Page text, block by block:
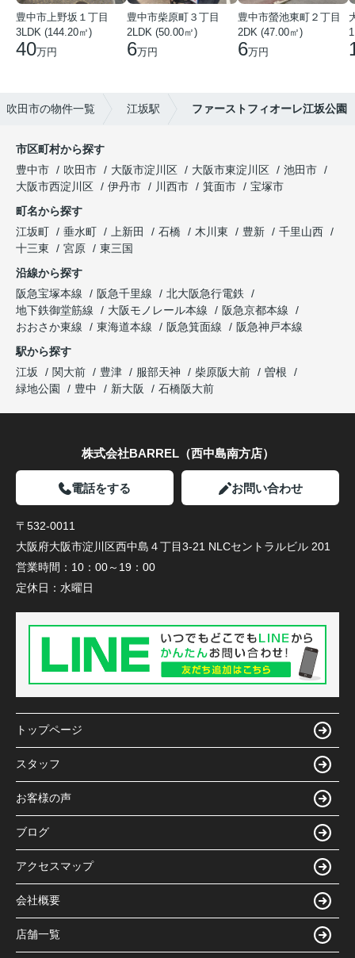
豊中市上野坂１丁目
3LDK (144.20㎡)
40万円
豊中市柴原町３丁目
2LDK (50.00㎡)
6万円
豊中市螢池東町２丁目
2DK (47.00㎡)
6万円
吹田市の物件一覧 江坂駅 ファーストフィオーレ江坂公園
市区町村から探す
豊中市
吹田市 大阪市淀川区 大阪市東淀川区
池田市
大阪市西淀川区
伊丹市 川西市 箕面市
宝塚市
町名から探す
江坂町
垂水町 上新田 石橋 木川東 豊新
千里山西
十三東
宮原
東三国
沿線から探す
阪急宝塚本線
阪急千里線
北大阪急行電鉄
地下鉄御堂筋線
大阪モノレール本線
阪急京都本線
おおさか東線
東海道本線 阪急箕面線
阪急神戸本線
駅から探す
江坂
関大前 豊津 服部天神 柴原阪大前
曽根
緑地公園
豊中 新大阪 石橋阪大前
株式会社BARREL（西中島南方店）
電話をする お問い合わせ
〒532-0011
大阪府大阪市淀川区西中島４丁目3-21 NLCセントラルビル 201
営業時間： 10：00～19：00
定休日： 水曜日
トップページ
スタッフ
お客様の声
ブログ
アクセスマップ
会社概要
店舗一覧